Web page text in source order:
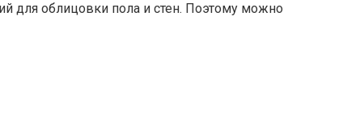
для облицовки пола и стен. Поэтому можно